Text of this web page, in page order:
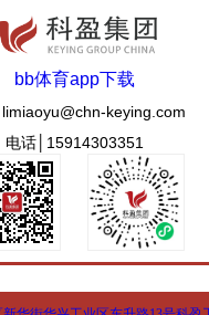
bb体育app下载
keying.com
电话│15914303351